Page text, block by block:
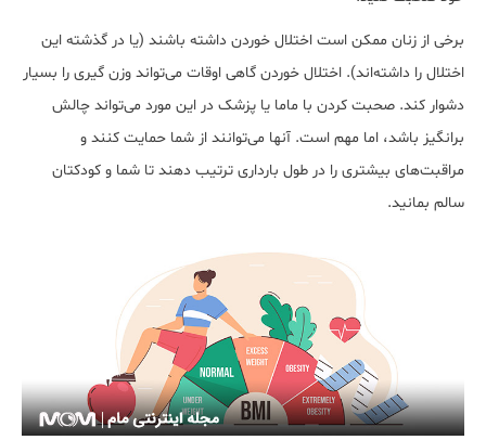
برخی از زنان ممکن است اختلال خوردن داشته باشند (یا در گذشته این
اختلال را داشته‌اند). اختلال خوردن گاهی اوقات می‌تواند وزن گیری را بسیار
دشوار کند. صحبت کردن با ماما یا پزشک در این مورد می‌تواند چالش
برانگیز باشد، اما مهم است. آنها می‌توانند از شما حمایت کنند و
مراقبت‌های بیشتری را در طول بارداری ترتیب دهند تا شما و کودکتان
سالم بمانید.